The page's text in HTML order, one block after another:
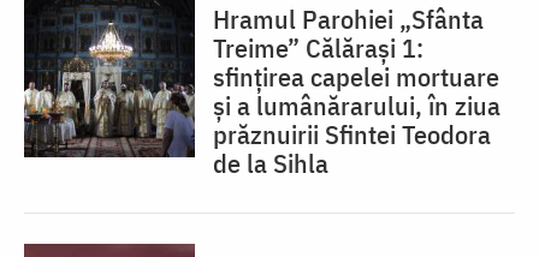
Hramul Parohiei „Sfânta
Treime” Călărași 1:
sfințirea capelei mortuare
și a lumânărarului, în ziua
prăznuirii Sfintei Teodora
de la Sihla